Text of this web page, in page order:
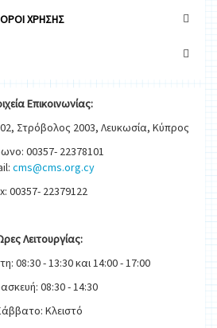
OΡΟΙ ΧΡΗΣΗΣ
Επικοινωνίας:
Στρόβολος 2003, Λευκωσία, Κύπρος
00357- 22378101
cms@cms.org.cy
00357- 22379122
Λειτουργίας:
08:30 - 13:30 και 14:00 - 17:00
08:30 - 14:30
Κλειστό